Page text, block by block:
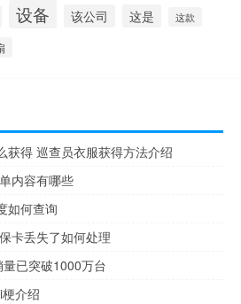
设备 该公司 这是 这款
获得 巡查员衣服获得方法介绍
内容有哪些
如何查询
卡丢失了如何处理
已突破1000万台
介绍